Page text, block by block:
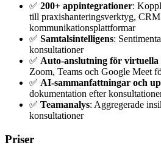
✅ 200+ appintegrationer:
till praxishanteringsverktyg,
kommunikationsplattformar
✅ Samtalsintelligens:
konsultationer
✅ Auto-anslutning för virtuella
Zoom, Teams och Google Meet
✅ AI-sammanfattningar och
dokumentation efter
✅ Teamanalys: Aggregerade
konsultationer
Priser